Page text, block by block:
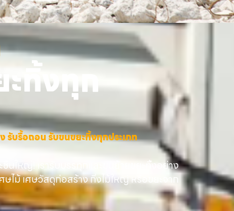
ทิ้งทุก
รับรื้อถอน รับขนขยะทิ้งทุกประเภท
นใหญ่! เรารับบรรทุกและขนย้ายขยะทิ้งอย่าง
ษไม้ เศษวัสดุก่อสร้าง กิ่งไม้ใหญ่ หรือขยะจาก